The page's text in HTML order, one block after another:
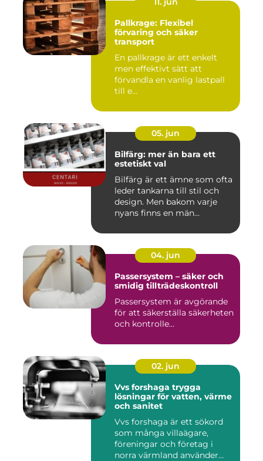
Pallkrage: Flexibel
förvaring och säker
transport
En pallkrage är ett enkelt
men effektivt sätt att
förvandla en vanlig lastpall
till e...
05. jun
Bilfärg: mer än bara ett
estetiskt val
Bilfärg är ett ämne som ofta
leder tankarna till stil och
design. Men bakom varje
nyans finns en män...
04. jun
Passersystem – säker och
smidig tillträdeskontroll
Passersystem är avgörande
för att säkerställa säkerheten
och kontrolle...
02. jun
Vvs forshaga trygga
lösningar för vatten, värme
och sanitet
Vvs forshaga är ett sökord
som många villaägare,
föreningar och företag i
norra värmland använder